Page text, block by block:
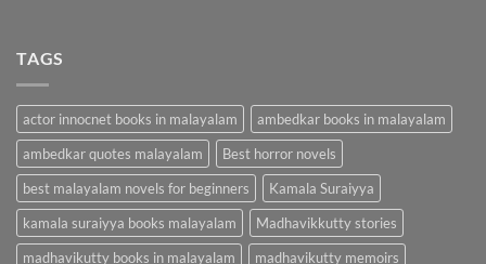
TAGS
actor innocnet books in malayalam
ambedkar books in malayalam
ambedkar quotes malayalam
Best horror novels
best malayalam novels for beginners
Kamala Suraiyya
kamala suraiyya books malayalam
Madhavikkutty stories
madhavikutty books in malayalam
madhavikutty memoirs